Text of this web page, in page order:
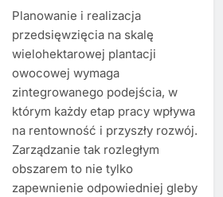
Planowanie i realizacja
przedsięwzięcia na skalę
wielohektarowej plantacji
owocowej wymaga
zintegrowanego podejścia, w
którym każdy etap pracy wpływa
na rentowność i przyszły rozwój.
Zarządzanie tak rozległym
obszarem to nie tylko
zapewnienie odpowiedniej gleby